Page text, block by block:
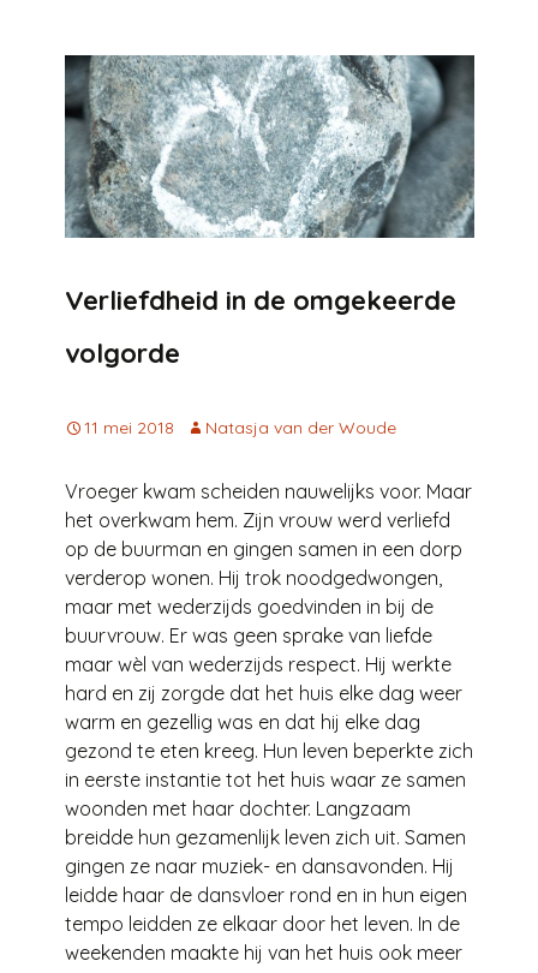
Verliefdheid in de omgekeerde
volgorde
11 mei 2018 Natasja van der Woude
Vroeger kwam scheiden nauwelijks voor. Maar
het overkwam hem. Zijn vrouw werd verliefd
op de buurman en gingen samen in een dorp
verderop wonen. Hij trok noodgedwongen,
maar met wederzijds goedvinden in bij de
buurvrouw. Er was geen sprake van liefde
maar wèl van wederzijds respect. Hij werkte
hard en zij zorgde dat het huis elke dag weer
warm en gezellig was en dat hij elke dag
gezond te eten kreeg. Hun leven beperkte zich
in eerste instantie tot het huis waar ze samen
woonden met haar dochter. Langzaam
breidde hun gezamenlijk leven zich uit. Samen
gingen ze naar muziek- en dansavonden. Hij
leidde haar de dansvloer rond en in hun eigen
tempo leidden ze elkaar door het leven. In de
weekenden maakte hij van het huis ook meer